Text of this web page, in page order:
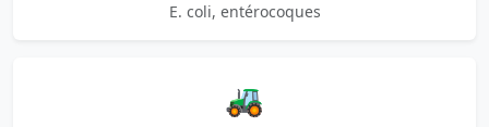
E. coli, entérocoques
🚜